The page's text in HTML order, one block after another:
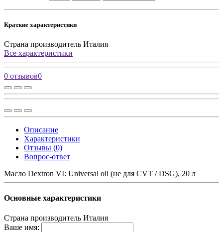
Краткие характеристики
Страна производитель Италия
Все характеристики
0 отзывов0
Описание
Характеристики
Отзывы (0)
Вопрос-ответ
Масло Dextron VI: Universal oil (не для CVT / DSG), 20 л
Основные характеристики
Страна производитель Италия
Ваше имя: